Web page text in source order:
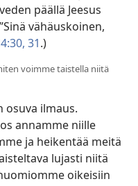
päällä Jeesus
vähäuskoinen,
31.)
voimme taistella niitä
osuva ilmaus.
annamme niille
ja heikentää meitä
lujasti niitä
oikeisiin